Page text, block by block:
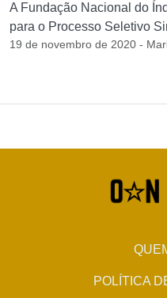
A Fundação Nacional do
para o Processo Seletivo
19 de novembro de 2020 -
POLÍTICA